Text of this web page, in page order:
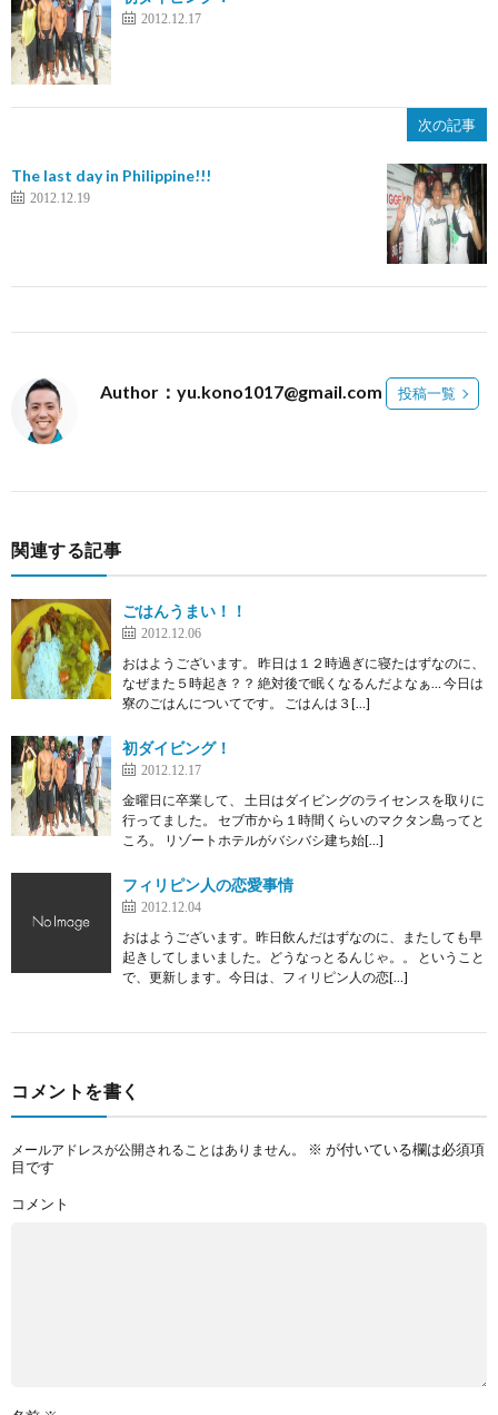
2012.12.17
次の記事
The last day in Philippine!!!
2012.12.19
Author：yu.kono1017@gmail.com 投稿一覧
関連する記事
ごはんうまい！！
2012.12.06
おはようございます。 昨日は１２時過ぎに寝たはずなのに、
なぜまた５時起き？？ 絶対後で眠くなるんだよなぁ… 今日は
寮のごはんについてです。 ごはんは３[…]
初ダイビング！
2012.12.17
金曜日に卒業して、 土日はダイビングのライセンスを取りに
行ってました。 セブ市から１時間くらいのマクタン島ってと
ころ。 リゾートホテルがバシバシ建ち始[…]
フィリピン人の恋愛事情
2012.12.04
おはようございます。昨日飲んだはずなのに、またしても早
起きしてしまいました。どうなっとるんじゃ。。 ということ
で、更新します。今日は、フィリピン人の恋[…]
コメントを書く
メールアドレスが公開されることはありません。 ※ が付いている欄は必須項
目です
コメント